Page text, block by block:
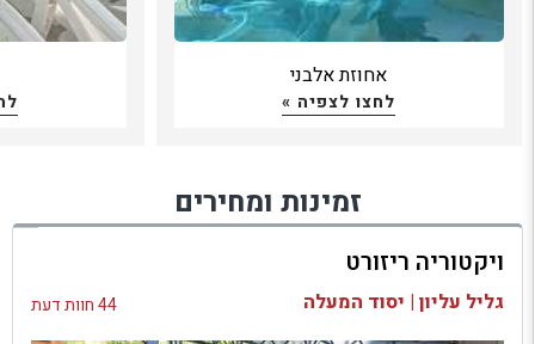
אחוזת אלבני
לחצו לצפיה »
זמינות ומחירים
ויקטוריה ריזורט
גליל עליון | יסוד המעלה 44 חוות דעת